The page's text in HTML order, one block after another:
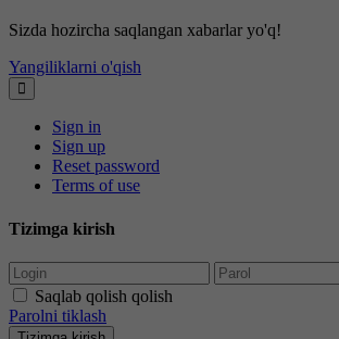
Sizda hozircha saqlangan xabarlar yo'q!
Yangiliklarni o'qish
Sign in
Sign up
Reset password
Terms of use
Tizimga kirish
Saqlab qolish qolish
Parolni tiklash